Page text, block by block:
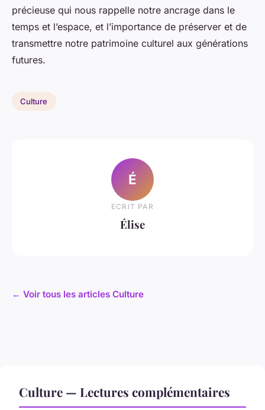
précieuse qui nous rappelle notre ancrage dans le
temps et l’espace, et l’importance de préserver et de
transmettre notre patrimoine culturel aux générations
futures.
Culture
É
ECRIT PAR
Élise
← Voir tous les articles Culture
Culture — Lectures complémentaires